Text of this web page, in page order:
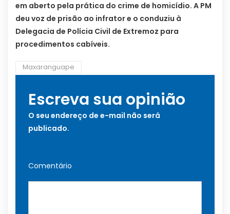
em aberto pela prática do crime de homicídio. A PM
deu voz de prisão ao infrator e o conduziu à
Delegacia de Polícia Civil de Extremoz para
procedimentos cabíveis.
Maxaranguape
Escreva sua opinião
O seu endereço de e-mail não será
publicado.
Comentário